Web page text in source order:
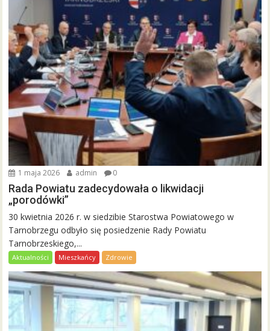
1 maja 2026 admin 0
Rada Powiatu zadecydowała o likwidacji
„porodówki”
30 kwietnia 2026 r. w siedzibie Starostwa Powiatowego w
Tarnobrzegu odbyło się posiedzenie Rady Powiatu
Tarnobrzeskiego,...
Aktualności Mieszkańcy Zdrowie